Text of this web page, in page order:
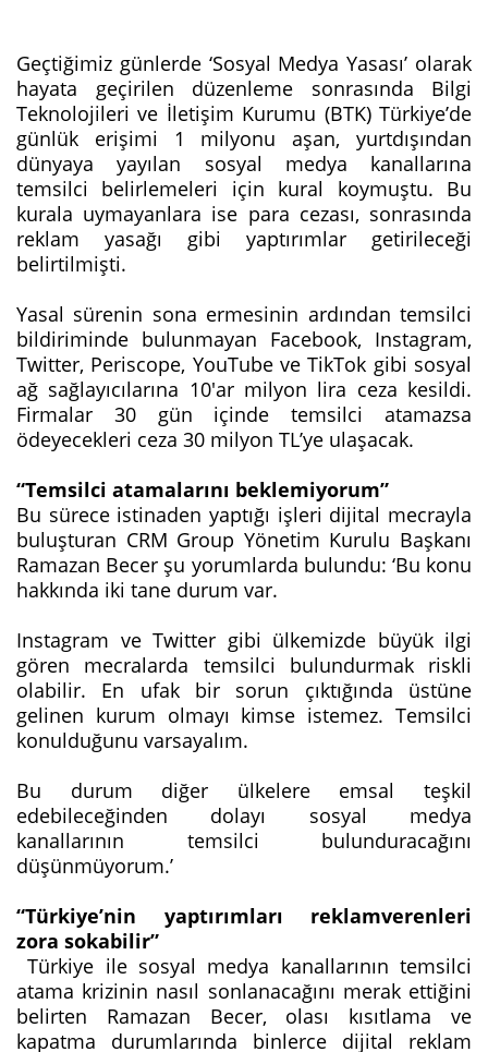
Geçtiğimiz günlerde ‘Sosyal Medya Yasası’ olarak
hayata geçirilen düzenleme sonrasında Bilgi
Teknolojileri ve İletişim Kurumu (BTK) Türkiye’de
günlük erişimi 1 milyonu aşan, yurtdışından
dünyaya yayılan sosyal medya kanallarına
temsilci belirlemeleri için kural koymuştu. Bu
kurala uymayanlara ise para cezası, sonrasında
reklam yasağı gibi yaptırımlar getirileceği
belirtilmişti.
Yasal sürenin sona ermesinin ardından temsilci
bildiriminde bulunmayan Facebook, Instagram,
Twitter, Periscope, YouTube ve TikTok gibi sosyal
ağ sağlayıcılarına 10'ar milyon lira ceza kesildi.
Firmalar 30 gün içinde temsilci atamazsa
ödeyecekleri ceza 30 milyon TL’ye ulaşacak.
“Temsilci atamalarını beklemiyorum”
Bu sürece istinaden yaptığı işleri dijital mecrayla
buluşturan CRM Group Yönetim Kurulu Başkanı
Ramazan Becer şu yorumlarda bulundu: ‘Bu konu
hakkında iki tane durum var.
Instagram ve Twitter gibi ülkemizde büyük ilgi
gören mecralarda temsilci bulundurmak riskli
olabilir. En ufak bir sorun çıktığında üstüne
gelinen kurum olmayı kimse istemez. Temsilci
konulduğunu varsayalım.
Bu durum diğer ülkelere emsal teşkil
edebileceğinden dolayı sosyal medya
kanallarının temsilci bulunduracağını
düşünmüyorum.’
“Türkiye’nin yaptırımları reklamverenleri
zora sokabilir”
Türkiye ile sosyal medya kanallarının temsilci
atama krizinin nasıl sonlanacağını merak ettiğini
belirten Ramazan Becer, olası kısıtlama ve
kapatma durumlarında binlerce dijital reklam